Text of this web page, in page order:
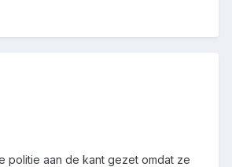
politie aan de kant gezet omdat ze